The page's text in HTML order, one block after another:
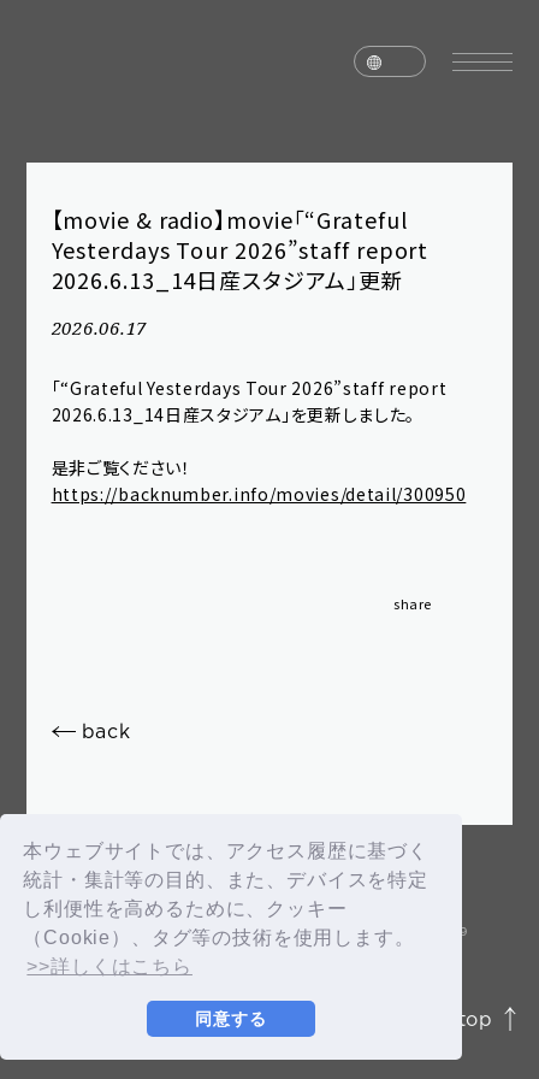
本ウェブサイトでは、アクセス履歴に基づく
統計・集計等の目的、また、デバイスを特定
し利便性を高めるために、クッキー
（Cookie）、タグ等の技術を使用します。
>>詳しくはこちら
同意する
home
news
schedule
live
media
disc
goods
新規会員登録 ログイン
fc news
blog
movie&radio
room #783
【movie & radio】movie「“Grateful
Yesterdays Tour 2026”staff report
2026.6.13_14日産スタジアム」更新
2026.06.17
「“Grateful Yesterdays Tour 2026”staff report
2026.6.13_14日産スタジアム」を更新しました。
是非ご覧ください！
https://backnumber.info/movies/detail/300950
share
back
JASRAC許諾番号 9012207252Y45038 / 9012207238Y38029
© 2026 id ENTERTAINMENT. All Rights Reserved.
page top